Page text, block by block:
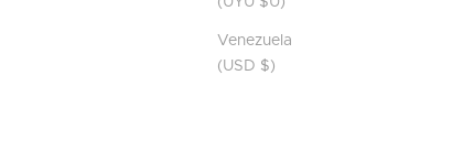
Venezuela
(USD $)